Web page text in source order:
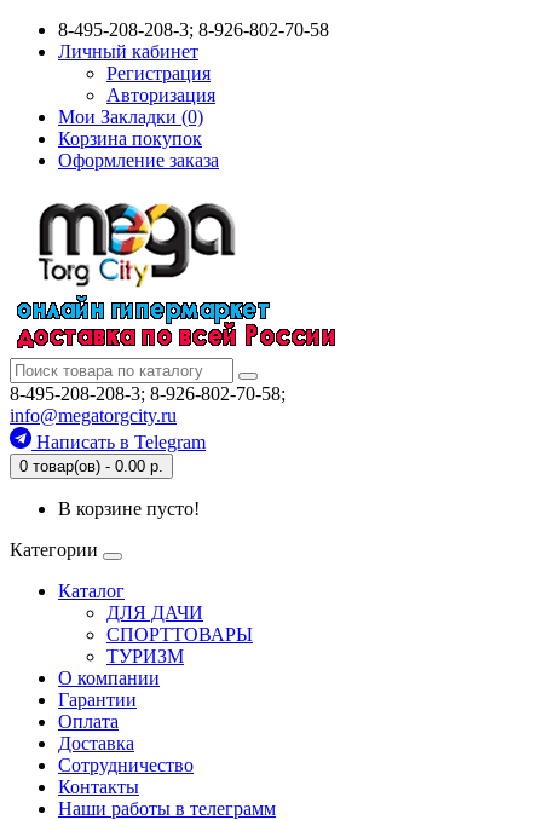
8-495-208-208-3; 8-926-802-70-58
Личный кабинет
Регистрация
Авторизация
Мои Закладки (0)
Корзина покупок
Оформление заказа
8-495-208-208-3; 8-926-802-70-58;
info@megatorgcity.ru
Написать в Telegram
0 товар(ов) - 0.00 р.
В корзине пусто!
Категории
Каталог
ДЛЯ ДАЧИ
СПОРТТОВАРЫ
ТУРИЗМ
О компании
Гарантии
Оплата
Доставка
Сотрудничество
Контакты
Наши работы в телеграмм